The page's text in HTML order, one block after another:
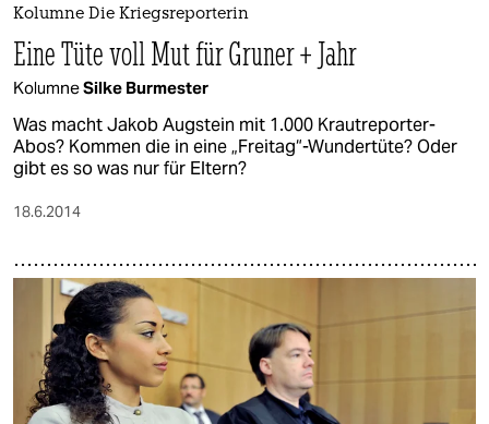
Kolumne Die Kriegsreporterin
Eine Tüte voll Mut für Gruner + Jahr
KolumneSilke Burmester
Was macht Jakob Augstein mit 1.000 Krautreporter-
Abos? Kommen die in eine „Freitag“-Wundertüte? Oder
gibt es so was nur für Eltern?
18.6.2014